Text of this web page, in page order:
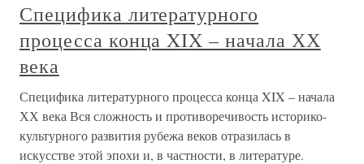
Специфика литературного
процесса конца XIX – начала ХХ
века
Специфика литературного процесса конца XIX – начала
ХХ века Вся сложность и противоречивость историко-
культурного развития рубежа веков отразилась в
искусстве этой эпохи и, в частности, в литературе.